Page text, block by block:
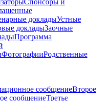
Спонсоры и
докладыУстные
докладыЗаочные
Программа
ФотографииРодственные
сообщениеВторое
сообщениеТретье